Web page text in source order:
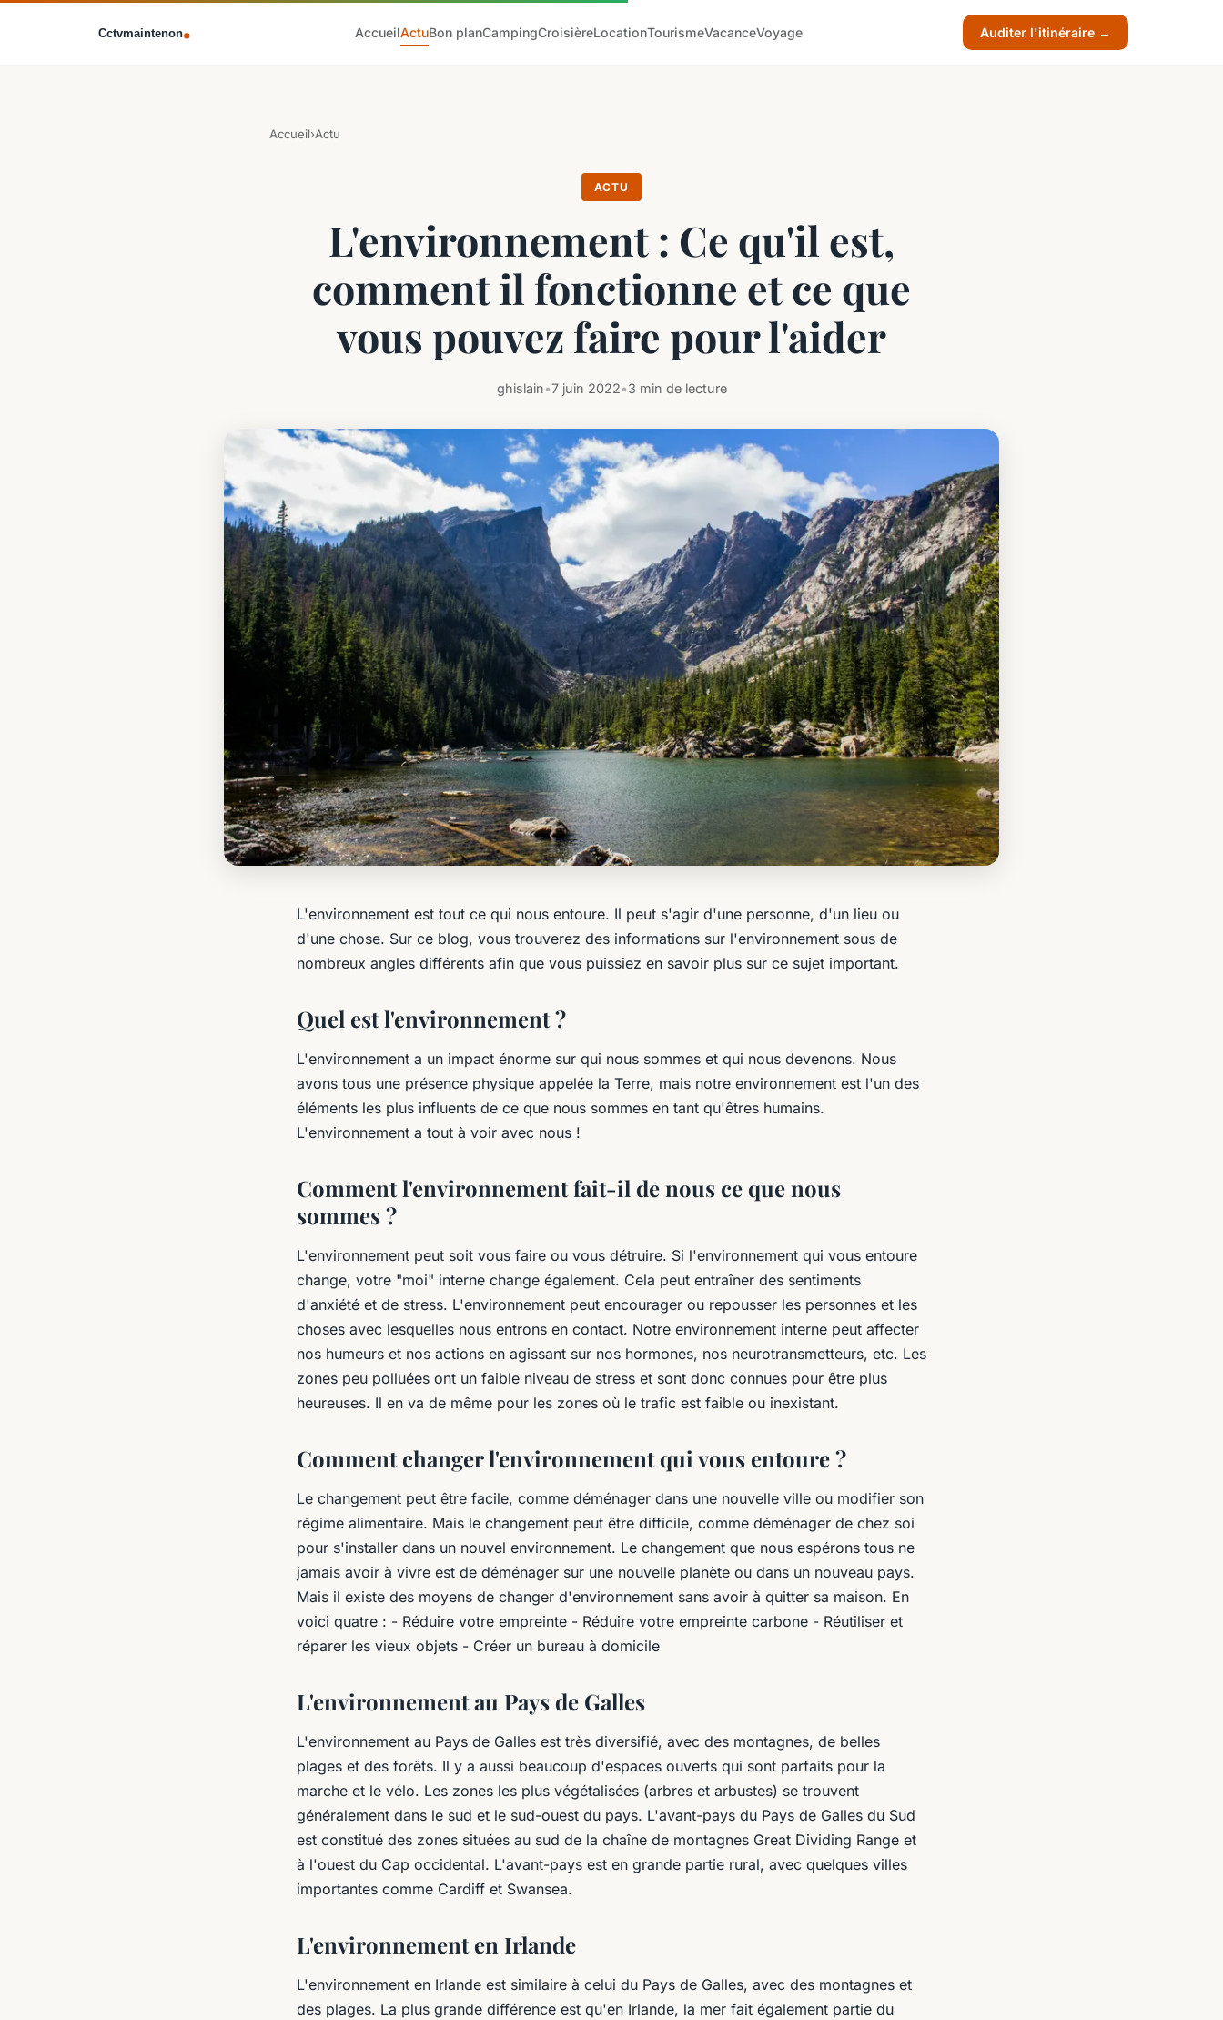
AccueilActuBon planCampingCroisièreLocationTourismeVacanceVoyage Auditer l'itinéraire →
Accueil›Actu
ACTU
L'environnement : Ce qu'il est,
comment il fonctionne et ce que
vous pouvez faire pour l'aider
ghislain•7 juin 2022•3 min de lecture
L'environnement est tout ce qui nous entoure. Il peut s'agir d'une personne, d'un lieu ou
d'une chose. Sur ce blog, vous trouverez des informations sur l'environnement sous de
nombreux angles différents afin que vous puissiez en savoir plus sur ce sujet important.
Quel est l'environnement ?
L'environnement a un impact énorme sur qui nous sommes et qui nous devenons. Nous
avons tous une présence physique appelée la Terre, mais notre environnement est l'un des
éléments les plus influents de ce que nous sommes en tant qu'êtres humains.
L'environnement a tout à voir avec nous !
Comment l'environnement fait-il de nous ce que nous
sommes ?
L'environnement peut soit vous faire ou vous détruire. Si l'environnement qui vous entoure
change, votre "moi" interne change également. Cela peut entraîner des sentiments
d'anxiété et de stress. L'environnement peut encourager ou repousser les personnes et les
choses avec lesquelles nous entrons en contact. Notre environnement interne peut affecter
nos humeurs et nos actions en agissant sur nos hormones, nos neurotransmetteurs, etc. Les
zones peu polluées ont un faible niveau de stress et sont donc connues pour être plus
heureuses. Il en va de même pour les zones où le trafic est faible ou inexistant.
Comment changer l'environnement qui vous entoure ?
Le changement peut être facile, comme déménager dans une nouvelle ville ou modifier son
régime alimentaire. Mais le changement peut être difficile, comme déménager de chez soi
pour s'installer dans un nouvel environnement. Le changement que nous espérons tous ne
jamais avoir à vivre est de déménager sur une nouvelle planète ou dans un nouveau pays.
Mais il existe des moyens de changer d'environnement sans avoir à quitter sa maison. En
voici quatre : - Réduire votre empreinte - Réduire votre empreinte carbone - Réutiliser et
réparer les vieux objets - Créer un bureau à domicile
L'environnement au Pays de Galles
L'environnement au Pays de Galles est très diversifié, avec des montagnes, de belles
plages et des forêts. Il y a aussi beaucoup d'espaces ouverts qui sont parfaits pour la
marche et le vélo. Les zones les plus végétalisées (arbres et arbustes) se trouvent
généralement dans le sud et le sud-ouest du pays. L'avant-pays du Pays de Galles du Sud
est constitué des zones situées au sud de la chaîne de montagnes Great Dividing Range et
à l'ouest du Cap occidental. L'avant-pays est en grande partie rural, avec quelques villes
importantes comme Cardiff et Swansea.
L'environnement en Irlande
L'environnement en Irlande est similaire à celui du Pays de Galles, avec des montagnes et
des plages. La plus grande différence est qu'en Irlande, la mer fait également partie du